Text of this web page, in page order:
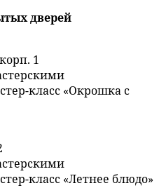
дверей
1
класс «Окрошка с
класс «Летнее блюдо»